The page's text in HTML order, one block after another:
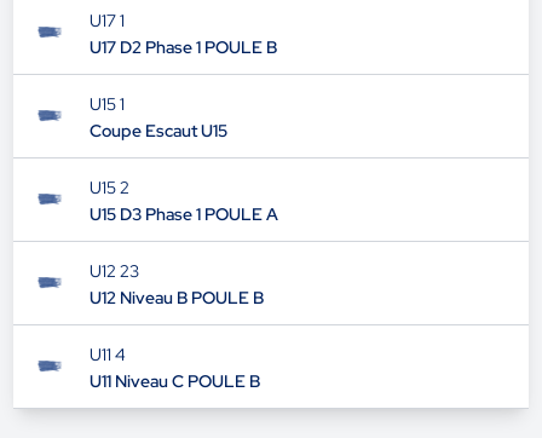
U17 1
U17 D2 Phase 1 POULE B
U15 1
Coupe Escaut U15
U15 2
U15 D3 Phase 1 POULE A
U12 23
U12 Niveau B POULE B
U11 4
U11 Niveau C POULE B